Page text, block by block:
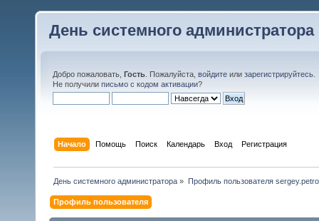
День системного администратора
Добро пожаловать, Гость . Пожалуйста, войдите или зарегистрируйтесь
Не получили письмо с кодом активации?
Начало Помощь Поиск Календарь Вход Регистрация
День системного администратора » Профиль пользователя
Профиль пользователя